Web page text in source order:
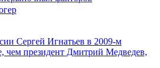
Сергей Игнатьев в 2009-м
чем президент Дмитрий Медведев,